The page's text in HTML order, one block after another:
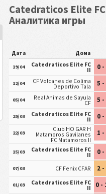
Catedraticos Elite
Аналитика игры
Дата Дома
19/04 Catedraticos Elite FC
II 0 -
12/04 CF Volcanes de Colima
Deportivo Tala 5 -
05/04 Real Animas de Sayula
CF 5 -
29/03 Catedraticos Elite FC
II 0 -
22/03
Club HO GAR H
Matamoros Gavilanes
FC Matamoros II
1 -
15/03 Catedraticos Elite FC
II 0 -
07/03 CF Fenix CFAR 2 -
01/03 Catedraticos Elite FC
II 0 -